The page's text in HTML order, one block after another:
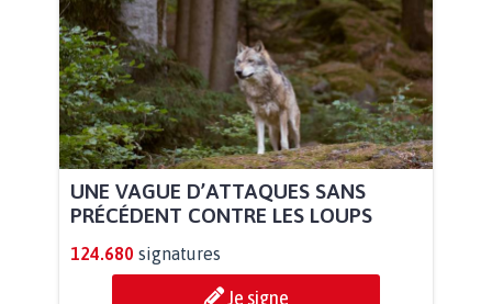
UNE VAGUE D’ATTAQUES SANS
PRÉCÉDENT CONTRE LES LOUPS
124.680 signatures
Je signe